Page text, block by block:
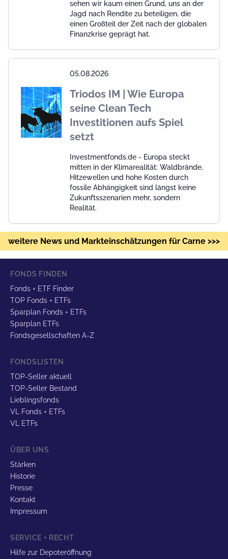
sehen wir kaum einen Grund, uns an der
Jagd nach Rendite zu beteiligen, die
einen Großteil der Zeit nach der globalen
Finanzkrise geprägt hat.
05.08.2026
Triodos IM | Wie Europa
seine Clean Tech
Investitionen aufs Spiel
setzt
Investmentfonds.de - Europa steckt
mitten in der Klimarealität: Waldbrände,
Hitzewellen und hohe Kosten durch
fossile Abhängigkeit sind längst keine
Zukunftsszenarien mehr, sondern
Realität.
weitere News und Markteinschätzungen für Carne >>>
FONDS FINDEN
Fonds + ETF Finder
TOP Fonds + ETFs
Sparplan Fonds + ETFs
Sparplan ETFs
Fondsgesellschaften A-Z
FONDSLISTEN
TOP-Seller aktuell
TOP-Seller Bestand
Lieblingsfonds
VL Fonds + ETFs
VL ETFs
ÜBER UNS
Stärken
Historie
Presse
Kontakt
Impressum
SERVICE + RECHT
Hilfe zur Depoteröffnung